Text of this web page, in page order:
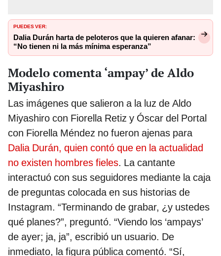
PUEDES VER:
Dalia Durán harta de peloteros que la quieren afanar:
“No tienen ni la más mínima esperanza”
Modelo comenta ‘ampay’ de Aldo
Miyashiro
Las imágenes que salieron a la luz de Aldo
Miyashiro con Fiorella Retiz y Óscar del Portal
con Fiorella Méndez no fueron ajenas para
Dalia Durán, quien contó que en la actualidad
no existen hombres fieles. La cantante
interactuó con sus seguidores mediante la caja
de preguntas colocada en sus historias de
Instagram. “Terminando de grabar, ¿y ustedes
qué planes?”, preguntó. “Viendo los ‘ampays’
de ayer; ja, ja”, escribió un usuario. De
inmediato, la figura pública comentó. “Sí,